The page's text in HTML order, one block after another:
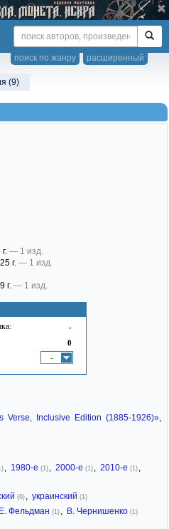
расширенный
поиск по жанру
(9)
-
0
-
— 1 изд.
г. — 1 изд.
г. — 1 изд.
Verse, Inclusive Edition (1885-1926)»
1980-е (1) 2000-е (1) 2010-е (1)
(6) украинский (1)
Е. Фельдман (1) В. Чернишенко (1)